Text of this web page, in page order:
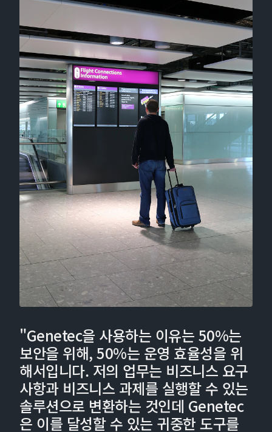
"Genetec을 사용하는 이유는 50%는
보안을 위해, 50%는 운영 효율성을 위
해서입니다. 저의 업무는 비즈니스 요구
사항과 비즈니스 과제를 실행할 수 있는
솔루션으로 변환하는 것인데 Genetec
은 이를 달성할 수 있는 귀중한 도구를